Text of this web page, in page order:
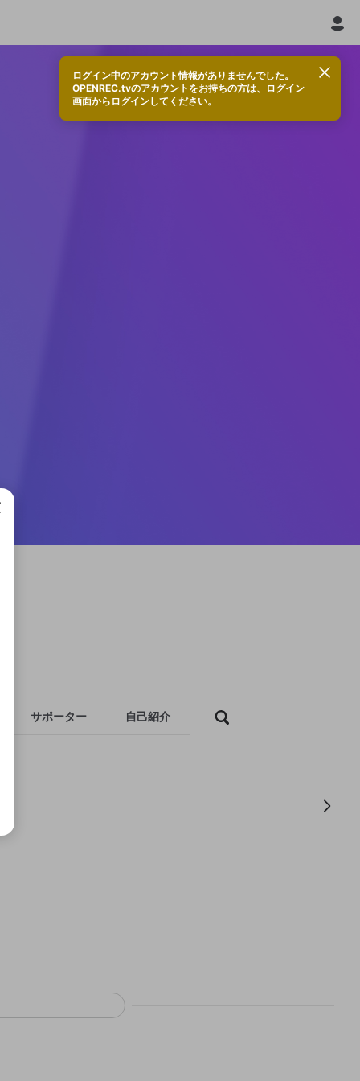
ログイン中のアカウント情報がありませんでした。
OPENREC.tvのアカウントをお持ちの方は、ログイン
画面からログインしてください。
サポーター 自己紹介